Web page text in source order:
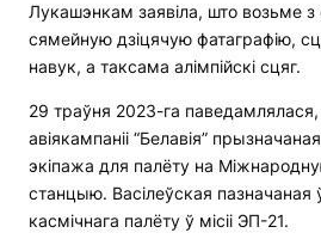
Лукашэнкам заявіла, што возьме з
сямейную дзіцячую фатаграфію,
навук, а таксама алімпійскі сцяг.
29 траўня 2023-га
авіякампаніі “Белавія”
экіпажа для палёту на
станцыю. Васілеўская пазначаная
касмічнага палёту ў місіі ЭП-21.